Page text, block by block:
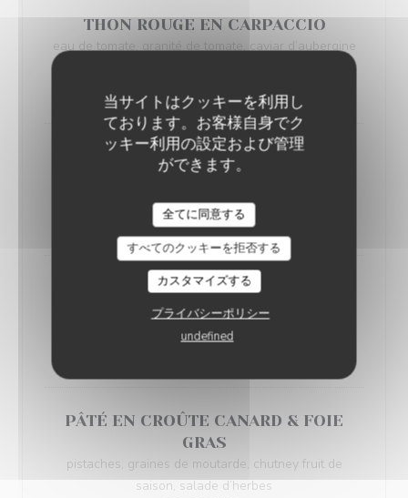
当サイトはクッキーを利用し
ております。お客様自身でク
ッキー利用の設定および管理
ができます。
全てに同意する
すべてのクッキーを拒否する
カスタマイズする
プライバシーポリシー
undefined
THON ROUGE EN CARPACCIO
eau de tomate, granité de tomate, caviar d’aubergine
GASPACHO BLANC D'AMANDE
poulpe mariné, raisins blancs & amandes fraîches,
huile au piment d'Espelette
16,00 EUR
TARTARE DE VEAU
tomates demi-séchées, anchois, coulis de poivron
rouge, voile de tomate et huile de basilic
PÂTÉ EN CROÛTE CANARD & FOIE
GRAS
pistaches, graines de moutarde, chutney fruit de
saison, salade d’herbes
BAILLOTTE